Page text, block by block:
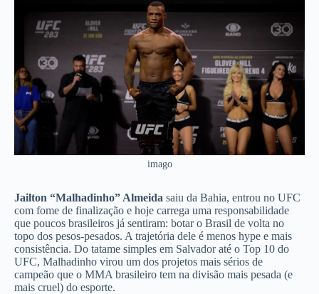
NFL
MLS
APOSTAS LEGAL
imago
Jailton “Malhadinho” Almeida saiu da Bahia, entrou no UFC
com fome de finalização e hoje carrega uma responsabilidade
que poucos brasileiros já sentiram: botar o Brasil de volta no
topo dos pesos-pesados. A trajetória dele é menos hype e mais
consistência. Do tatame simples em Salvador até o Top 10 do
UFC, Malhadinho virou um dos projetos mais sérios de
campeão que o MMA brasileiro tem na divisão mais pesada (e
mais cruel) do esporte.